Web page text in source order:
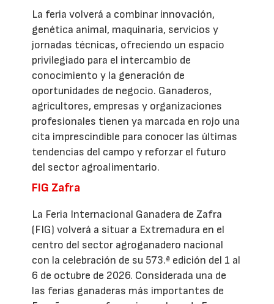
La feria volverá a combinar innovación,
genética animal, maquinaria, servicios y
jornadas técnicas, ofreciendo un espacio
privilegiado para el intercambio de
conocimiento y la generación de
oportunidades de negocio. Ganaderos,
agricultores, empresas y organizaciones
profesionales tienen ya marcada en rojo una
cita imprescindible para conocer las últimas
tendencias del campo y reforzar el futuro
del sector agroalimentario.
FIG Zafra
La Feria Internacional Ganadera de Zafra
(FIG) volverá a situar a Extremadura en el
centro del sector agroganadero nacional
con la celebración de su 573.ª edición del 1 al
6 de octubre de 2026. Considerada una de
las ferias ganaderas más importantes de